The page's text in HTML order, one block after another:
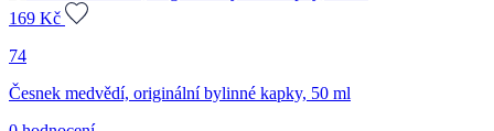
169 Kč
74
Česnek medvědí, originální bylinné kapky, 50 ml